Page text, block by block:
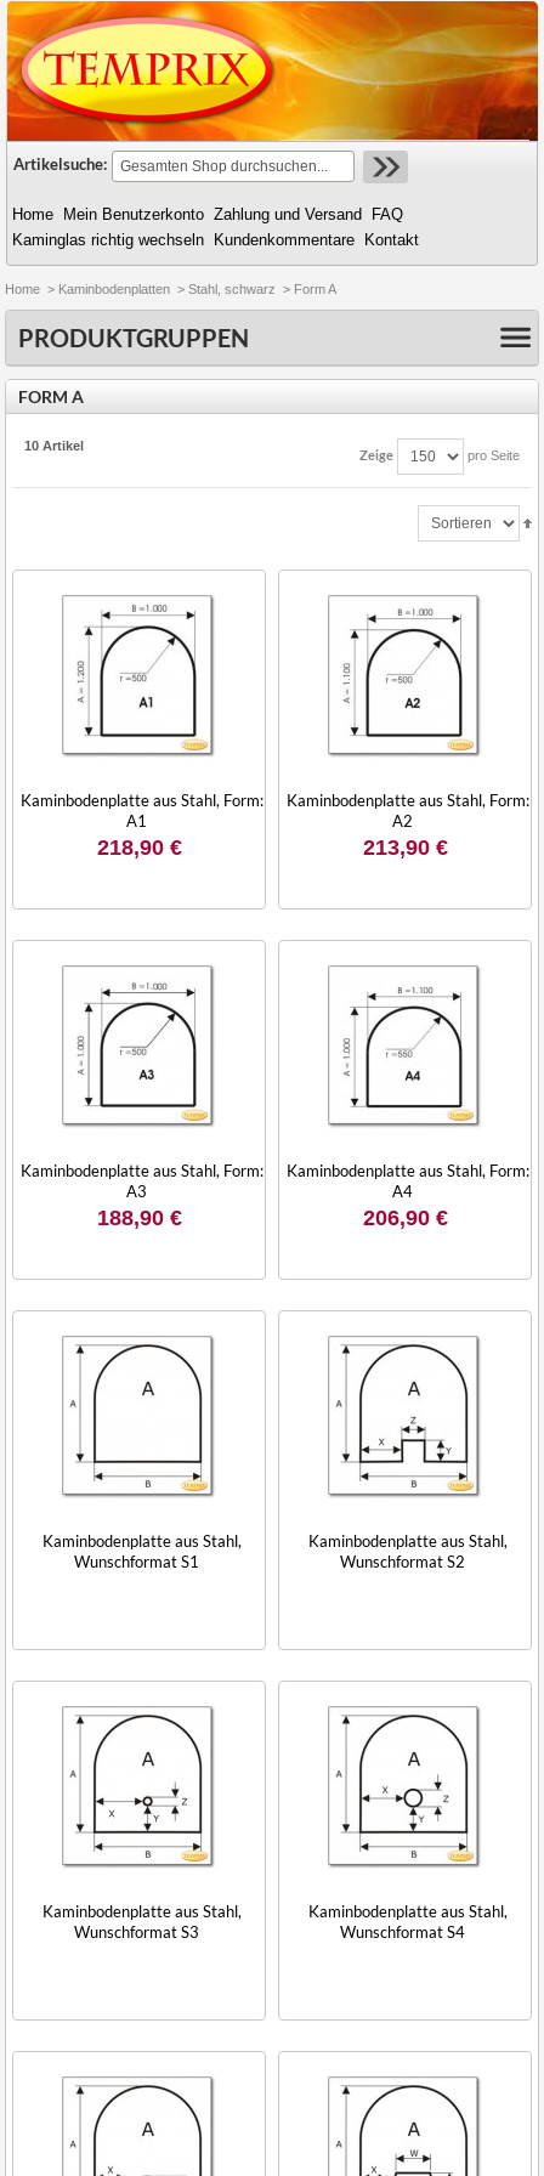
Artikelsuche:
Home Mein Benutzerkonto Zahlung und Versand
FAQ
Kaminglas richtig wechseln
Kundenkommentare Kontakt
Home > Kaminbodenplatten > Stahl, schwarz > Form A
PRODUKTGRUPPEN
FORM A
10 Artikel
Zeige pro Seite
Kaminbodenplatte aus Stahl, Form:
A1
218,90 €
Kaminbodenplatte aus Stahl, Form:
A2
213,90 €
Kaminbodenplatte aus Stahl, Form:
A3
188,90 €
Kaminbodenplatte aus Stahl, Form:
A4
206,90 €
Kaminbodenplatte aus Stahl,
Wunschformat S1
Kaminbodenplatte aus Stahl,
Wunschformat S2
Kaminbodenplatte aus Stahl,
Wunschformat S3
Kaminbodenplatte aus Stahl,
Wunschformat S4